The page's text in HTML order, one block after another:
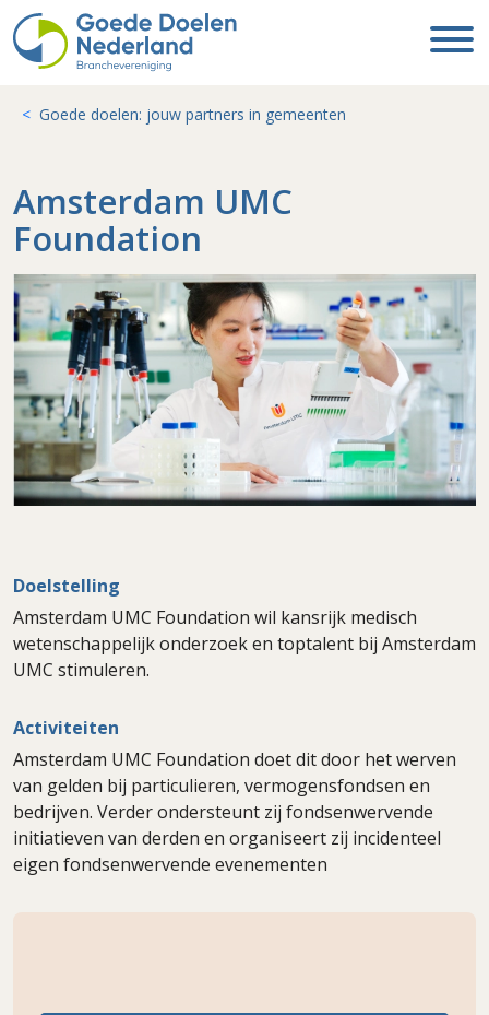
Goede doelen: jouw partners in gemeenten
Amsterdam UMC
Foundation
Doelstelling
Amsterdam UMC Foundation wil kansrijk medisch
wetenschappelijk onderzoek en toptalent bij Amsterdam
UMC stimuleren.
Activiteiten
Amsterdam UMC Foundation doet dit door het werven
van gelden bij particulieren, vermogensfondsen en
bedrijven. Verder ondersteunt zij fondsenwervende
initiatieven van derden en organiseert zij incidenteel
eigen fondsenwervende evenementen